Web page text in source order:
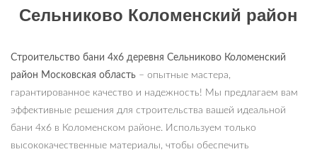
Сельниково Коломенский район
Строительство бани 4х6 деревня Сельниково Коломенский
район Московская область – опытные мастера,
гарантированное качество и надежность! Мы предлагаем вам
эффективные решения для строительства вашей идеальной
бани 4х6 в Коломенском районе. Используем только
высококачественные материалы, чтобы обеспечить